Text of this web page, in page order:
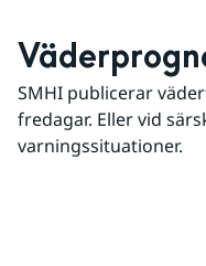
SMHI publicerar
fredagar. Eller vid
varningssituationer.